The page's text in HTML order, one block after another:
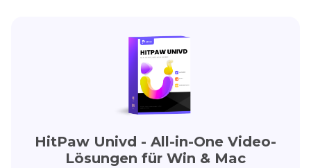
HitPaw Univd - All-in-One Video-
Lösungen für Win & Mac